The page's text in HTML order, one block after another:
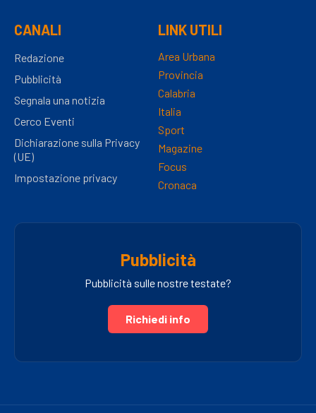
CANALI
Redazione
Pubblicità
Segnala una notizia
Cerco Eventi
Dichiarazione sulla Privacy
(UE)
Impostazione privacy
LINK UTILI
Area Urbana
Provincia
Calabria
Italia
Sport
Magazine
Focus
Cronaca
Pubblicità
Pubblicità sulle nostre testate?
Richiedi info